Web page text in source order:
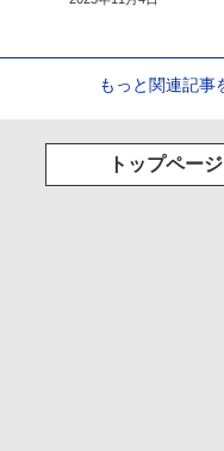
もっと関連記事
トップペー